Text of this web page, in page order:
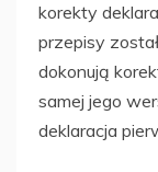
korekty
przepisy
dokonują
samej jego
deklaracja